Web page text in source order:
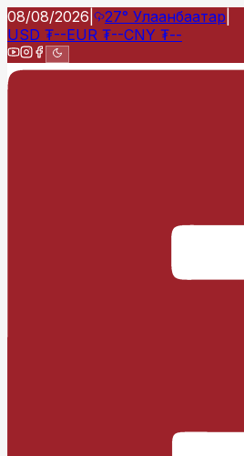
08/08/2026 27° Улаанбаатар
USD ₮--EUR ₮--CNY ₮--